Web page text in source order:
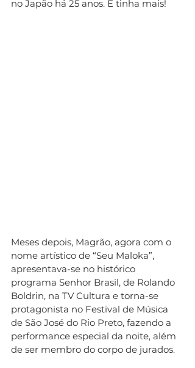
no Japão há 25 anos. E tinha mais!
Meses depois, Magrão, agora com o
nome artístico de “Seu Maloka”,
apresentava-se no histórico
programa Senhor Brasil, de Rolando
Boldrin, na TV Cultura e torna-se
protagonista no Festival de Música
de São José do Rio Preto, fazendo a
performance especial da noite, além
de ser membro do corpo de jurados.